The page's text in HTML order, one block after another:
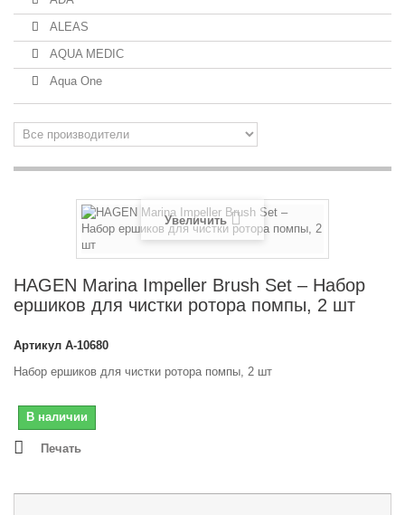
ALEAS
AQUA MEDIC
Aqua One
Увеличить
HAGEN Marina Impeller Brush Set – Набор
ершиков для чистки ротора помпы, 2 шт
Артикул A-10680
Набор ершиков для чистки ротора помпы, 2 шт
В наличии
Печать